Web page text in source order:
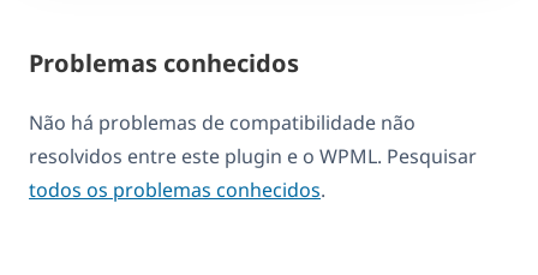
Problemas conhecidos
Não há problemas de compatibilidade não
resolvidos entre este plugin e o WPML. Pesquisar
todos os problemas conhecidos.